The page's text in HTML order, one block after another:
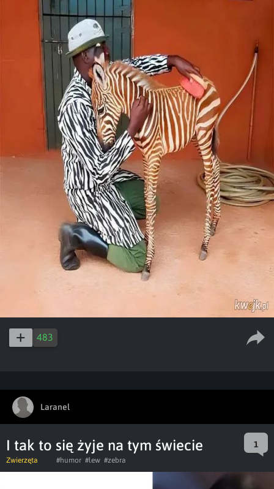
483
Laranel
I tak to się żyje na tym świecie 1
Zwierzęta #humor #lew #zebra